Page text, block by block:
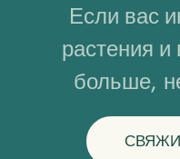
Если вас
растения и
больше,